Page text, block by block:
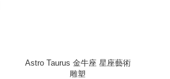
Astro Taurus 金牛座 星座藝術
雕塑